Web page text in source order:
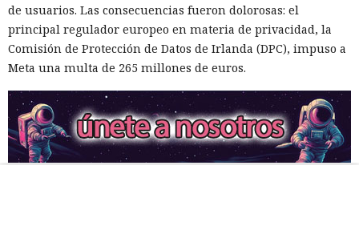
de usuarios. Las consecuencias fueron dolorosas: el
principal regulador europeo en materia de privacidad, la
Comisión de Protección de Datos de Irlanda (DPC), impuso a
Meta una multa de 265 millones de euros.